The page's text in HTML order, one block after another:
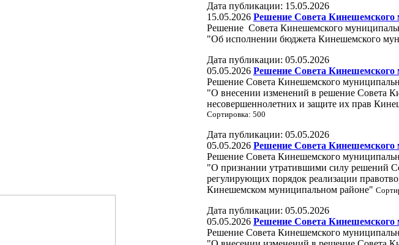
Дата публикации: 15.05.2026
15.05.2026 Решение Совета Кинешемского
Решение Совета Кинешемского
"Об исполнении бюджета Кинешемского
Дата публикации: 05.05.2026
05.05.2026 Решение Совета Кинешемского
Решение Совета Кинешемского
"О внесении изменений в решение Совета
несовершеннолетних и защите их прав
Сортировка: 500
Дата публикации: 05.05.2026
05.05.2026 Решение Совета Кинешемского
Решение Совета Кинешемского
"О признании утратившими силу решений
регулирующих порядок реализации
Кинешемском муниципальном районе"
Дата публикации: 05.05.2026
05.05.2026 Решение Совета Кинешемского
Решение Совета Кинешемского